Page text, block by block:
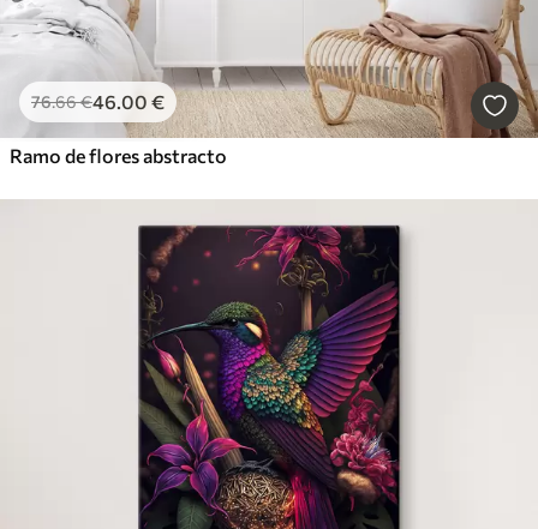
76.66€46.00 €
Ramo de flores abstracto